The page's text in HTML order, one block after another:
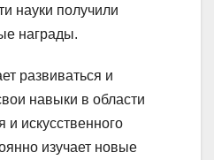
науки получили
награды.
развиваться и
навыки в области
искусственного
изучает новые